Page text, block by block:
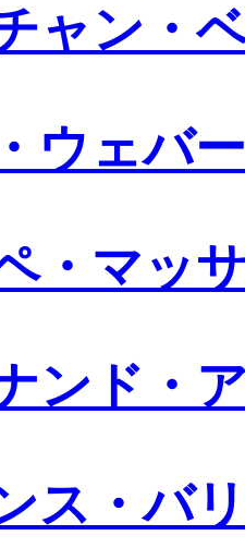
ャン・
ウェバー
・マッ
ンド・
ス・バ